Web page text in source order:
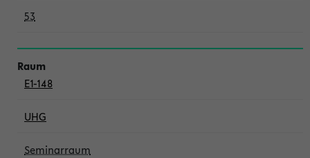
53
E1-148
UHG
Seminarraum